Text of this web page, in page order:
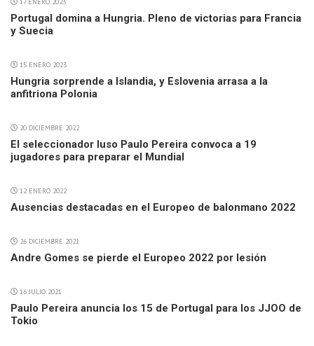
Portugal domina a Hungria. Pleno de victorias para Francia
y Suecia
15 ENERO 2023
Hungria sorprende a Islandia, y Eslovenia arrasa a la
anfitriona Polonia
20 DICIEMBRE 2022
El seleccionador luso Paulo Pereira convoca a 19
jugadores para preparar el Mundial
12 ENERO 2022
Ausencias destacadas en el Europeo de balonmano 2022
26 DICIEMBRE 2021
Andre Gomes se pierde el Europeo 2022 por lesión
16 JULIO 2021
Paulo Pereira anuncia los 15 de Portugal para los JJOO de
Tokio